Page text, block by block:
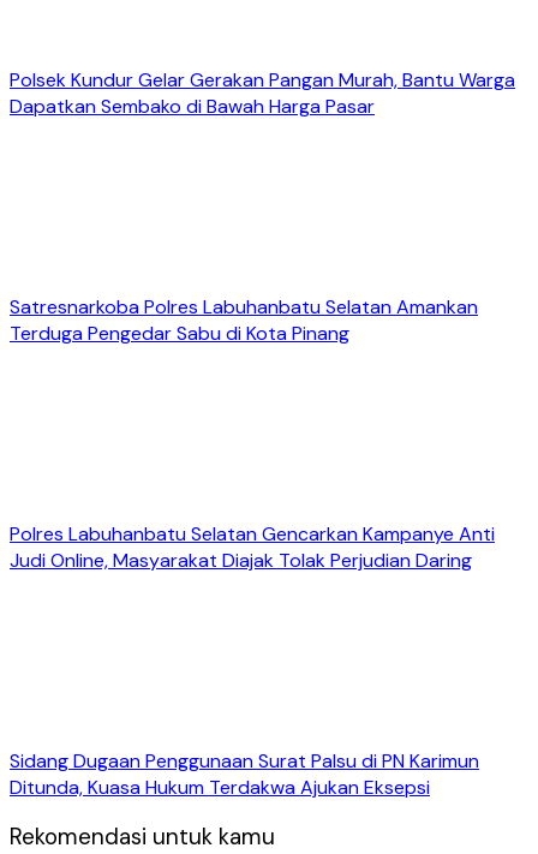
Polsek Kundur Gelar Gerakan Pangan Murah, Bantu Warga
Dapatkan Sembako di Bawah Harga Pasar
Satresnarkoba Polres Labuhanbatu Selatan Amankan
Terduga Pengedar Sabu di Kota Pinang
Polres Labuhanbatu Selatan Gencarkan Kampanye Anti
Judi Online, Masyarakat Diajak Tolak Perjudian Daring
Sidang Dugaan Penggunaan Surat Palsu di PN Karimun
Ditunda, Kuasa Hukum Terdakwa Ajukan Eksepsi
Rekomendasi untuk kamu